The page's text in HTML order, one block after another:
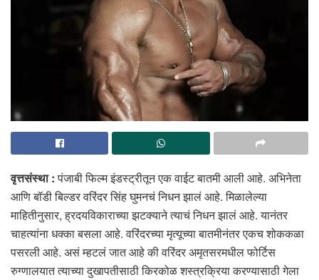
वृत्तसंस्था :पंजाबी फिल्म इंडस्ट्रीतून एक वाईट बातमी आली आहे. अभिनेता
आणि बॉडी बिल्डर वरिंदर सिंह घुमनचं निधन झालं आहे. मिळालेल्या
माहितीनुसार, ह्रदयविकाराच्या झटक्याने त्याचं निधन झालं आहे. यानंतर
चाहत्यांना धक्का बसला आहे. वरिंदरच्या मृत्यूच्या बातमीनंतर एकच शोककळा
पसरली आहे. असं म्हटलं जात आहे की वरिंदर अमृतसरमधील फोर्टिस
रुग्णालयात त्याच्या दुखापतीसाठी किरकोळ शस्त्रक्रिया करण्यासाठी गेला